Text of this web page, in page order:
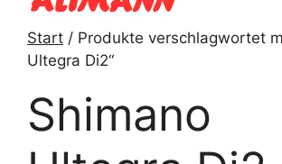
Start / Produkte verschlagwortet
Ultegra Di2“
Shimano